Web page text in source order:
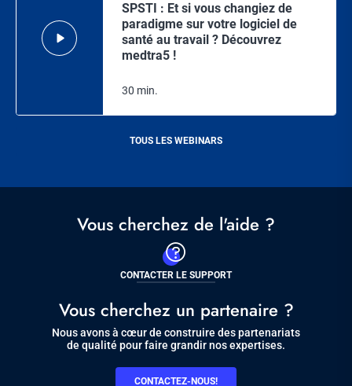
TOUS LES WEBINARS
SPSTI : Et si vous changiez de
paradigme sur votre logiciel de
santé au travail ? Découvrez
medtra5 !
30 min.
Vous cherchez de l'aide ?
CONTACTER LE SUPPORT
Vous cherchez un partenaire ?
Nous avons à cœur de construire des partenariats
de qualité pour faire grandir nos expertises.
CONTACTEZ-NOUS!